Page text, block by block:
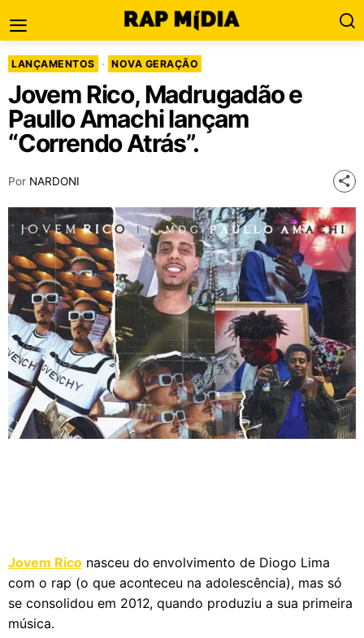
LANÇAMENTOS · NOVA GERAÇÃO
Jovem Rico, Madrugadão e
Paullo Amachi lançam
“Correndo Atrás”.
Por NARDONI
Jovem Riconasceu do envolvimento de Diogo Lima
com o rap (o que aconteceu na adolescência), mas só
se consolidou em 2012, quando produziu a sua primeira
música.